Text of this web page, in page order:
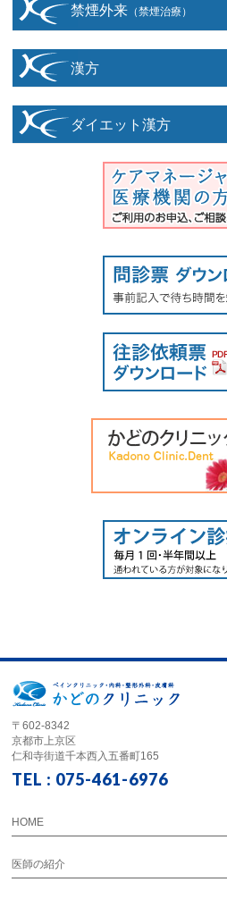
禁煙外来 （禁煙治療）
漢方
ダイエット漢方
〒602-8342
京都市上京区
仁和寺街道千本西入五番町165
TEL : 075-461-6976
HOME
医師の紹介